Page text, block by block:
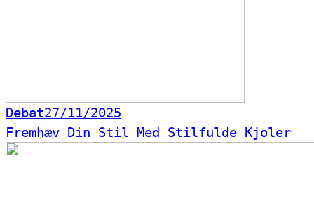
Debat27/11/2025
Fremhæv Din Stil Med Stilfulde Kjoler